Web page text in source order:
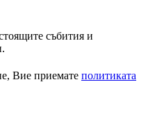
събития и
Вие приемате политиката